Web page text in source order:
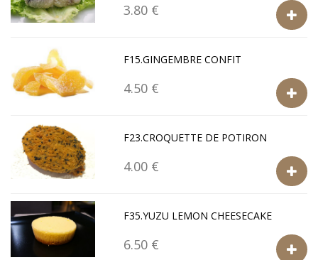
3.80 €
F15.GINGEMBRE CONFIT
4.50 €
F23.CROQUETTE DE POTIRON
4.00 €
F35.YUZU LEMON CHEESECAKE
6.50 €